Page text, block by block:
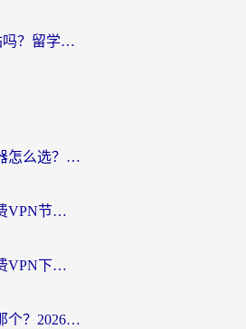
海外可以看cctv的网站吗？留学生亲测有效的回国追剧方案
国外翻回国内的加速器怎么选？海外党亲测实用指南，告别地域限制
海外党避坑指南：免费VPN节点真的靠谱吗？教你选对回国加速器无缝访问国内资源
海外党必看：电脑免费VPN下载指南+回国加速器选择全攻略，告别地区限制
归雁加速器改成什么那个？2026海外党回国加速全攻略：告别地区限制，轻松刷剧玩游戏